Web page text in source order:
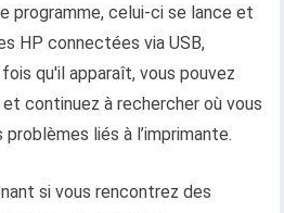
programme, celui-ci se lance et
HP connectées via USB,
qu'il apparaît, vous pouvez
et continuez à rechercher où vous
liés à l’imprimante.
si vous rencontrez des